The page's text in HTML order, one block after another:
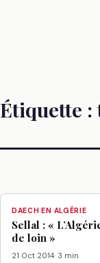
Étiquette :
DAECH EN ALGÉRIE
Sellal : «
de loin »
21 Oct 2014· 3 min